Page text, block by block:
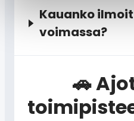
Kauanko
voimassa?
🚗